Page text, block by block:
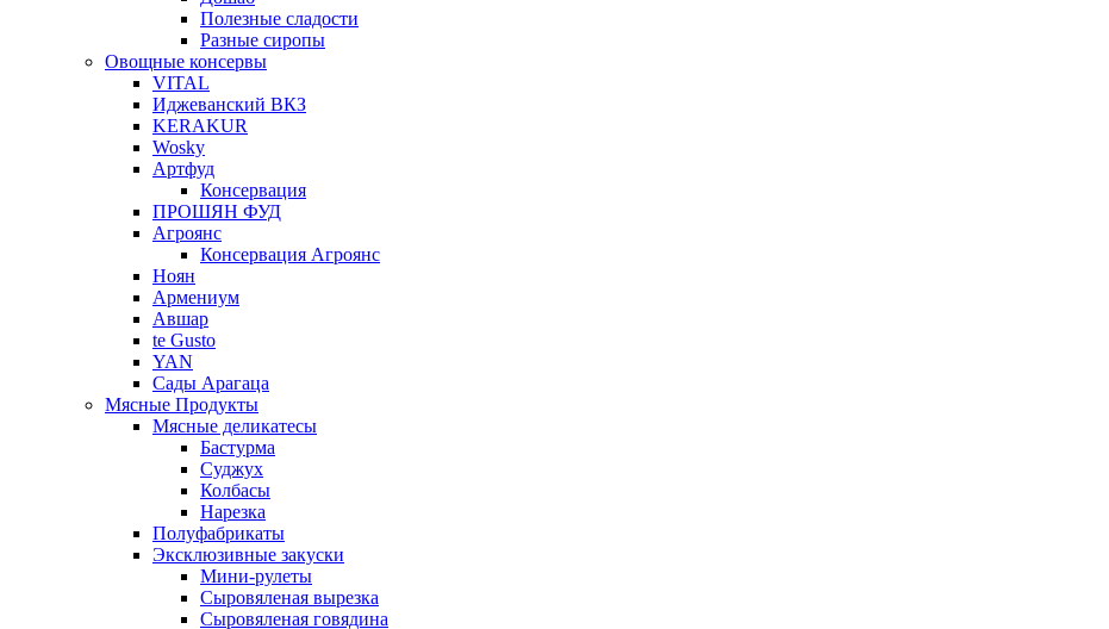
Полезные сладости
Разные сиропы
Овощные консервы
VITAL
Иджеванский ВКЗ
KERAKUR
Wosky
Артфуд
Консервация
ПРОШЯН ФУД
Агроянс
Консервация Агроянс
Ноян
Армениум
Авшар
te Gusto
YAN
Сады Арагаца
Мясные Продукты
Мясные деликатесы
Бастурма
Суджух
Колбасы
Нарезка
Полуфабрикаты
Эксклюзивные закуски
Мини-рулеты
Сыровяленая вырезка
Сыровяленая говядина